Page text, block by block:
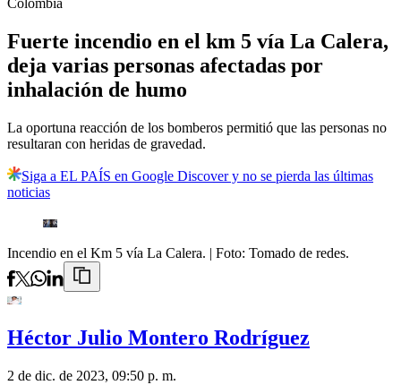
Colombia
Fuerte incendio en el km 5 vía La Calera,
deja varias personas afectadas por
inhalación de humo
La oportuna reacción de los bomberos permitió que las personas no
resultaran con heridas de gravedad.
Siga a EL PAÍS en Google Discover y no se pierda las últimas
noticias
Incendio en el Km 5 vía La Calera. | Foto: Tomado de redes.
Héctor Julio Montero Rodríguez
2 de dic. de 2023, 09:50 p. m.